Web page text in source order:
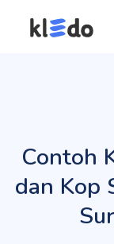
Contoh
dan Kop